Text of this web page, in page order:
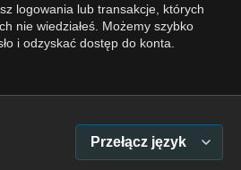
logowania lub transakcje, których
nie wiedziałeś. Możemy szybko
i odzyskać dostęp do konta.
Przełącz język